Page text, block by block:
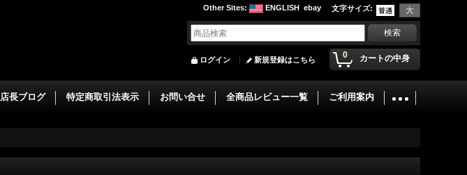
文字サイズ:
Other Sites: ENGLISH ebay
0 カートの中身
ログイン 新規登録はこちら
店長ブログ 特定商取引法表示 お問い合せ 全商品レビュー一覧 ご利用案内